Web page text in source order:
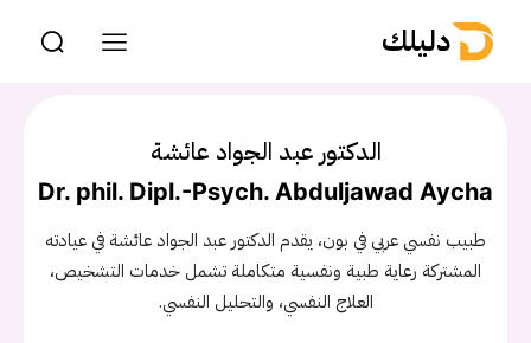
دليلك
الدكتور عبد الجواد عائشة
Dr. phil. Dipl.-Psych. Abduljawad Aycha
طبيب نفسي عربي في بون، يقدم الدكتور عبد الجواد عائشة في عيادته
المشتركة رعاية طبية ونفسية متكاملة تشمل خدمات التشخيص،
العلاج النفسي، والتحليل النفسي.